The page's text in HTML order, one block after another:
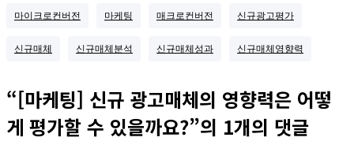
마이크로컨버전 마케팅 매크로컨버전 신규광고평가
신규매체 신규매체분석 신규매체성과 신규매체영향력
“[마케팅] 신규 광고매체의 영향력은 어떻
게 평가할 수 있을까요?”의 1개의 댓글